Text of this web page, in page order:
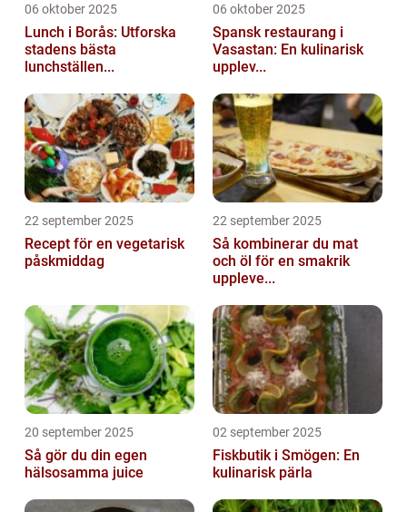
06 oktober 2025
Lunch i Borås: Utforska
stadens bästa
lunchställen...
06 oktober 2025
Spansk restaurang i
Vasastan: En kulinarisk
upplev...
22 september 2025
Recept för en vegetarisk
påskmiddag
22 september 2025
Så kombinerar du mat
och öl för en smakrik
uppleve...
20 september 2025
Så gör du din egen
hälsosamma juice
02 september 2025
Fiskbutik i Smögen: En
kulinarisk pärla